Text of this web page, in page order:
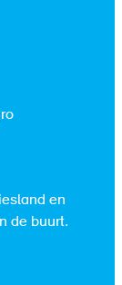
en
de buurt.